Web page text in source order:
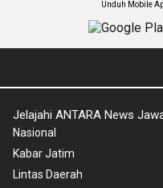
Unduh Mobile
Jelajahi ANTARA News
Nasional
Kabar Jatim
Lintas Daerah